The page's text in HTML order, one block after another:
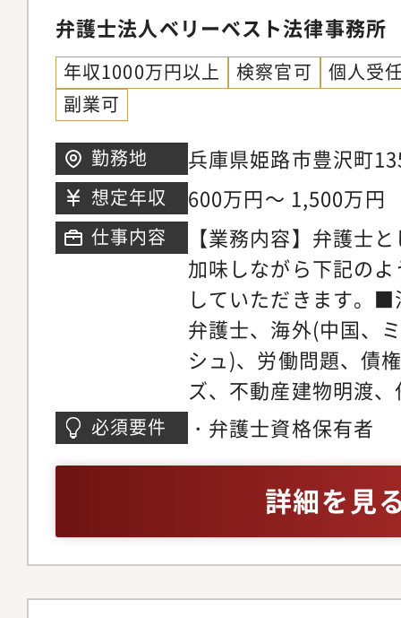
ニーズに応じ、今後
以上に大きく切り込
ます。【サポート制
事務所では業務支援
研修実施やオフィス
おります。領域が広
領域についてミスマ
やかなサポート体制
リアステップについ
い分野の仕事に触れ
関心の高い分野で専
だきます。ゆくゆく
戦しつつ後輩弁護士
だきます。経験を積
師や、メディアへの
の】◆幅広い分野/豊
ているパラリーガル
士が多くの案件に専
き、短期間で弁護士
事ができる環境です
マーケティング・営
事務所では各専門チ
の段階から弁護士が
います。マーケティ
助けを借りながら、
きるかを弁護士が主
た、顧客獲得の見込
ロージングの段階で
をお願いしている為
着けることが可能で
ネスモデルでの実務
事務所の中には、価
り、実績が少なく専
弁護士法人ベリーベスト法律事務所
年収1000万円以上 検察官可
個人受
副業可
勤務地
兵庫県姫路市豊沢町
ビル4階※希望考慮の
想定年収 600万円～ 1,500万円
仕事内容
【業務内容】弁護士
加味しながら下記の
していただきます。
弁護士、海外(中国、
シュ)、労働問題、債
ズ、不動産建物明渡
件、不動産・法人登
務、コーポレートガ
チャー法務、IPO法
件、紛争案件、知的
テイメント、国際取
個人のお客様向け交
必須要件 ・弁護士資格保有者
詳細を見